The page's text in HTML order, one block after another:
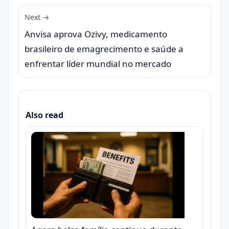
Next →
Anvisa aprova Ozivy, medicamento
brasileiro de emagrecimento e saúde a
enfrentar líder mundial no mercado
Also read